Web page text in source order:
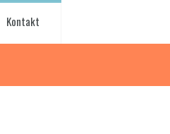
Kontakt